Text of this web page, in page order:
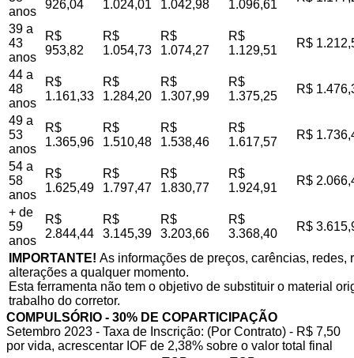
anos
926,04
1.024,01
1.042,98
1.096,61
39 a
43
anos
R$
953,82
R$
1.054,73
R$
1.074,27
R$
1.129,51
R$
44 a
48
anos
R$
1.161,33
R$
1.284,20
R$
1.307,99
R$
1.375,25
R$
49 a
53
anos
R$
1.365,96
R$
1.510,48
R$
1.538,46
R$
1.617,57
R$
54 a
58
anos
R$
1.625,49
R$
1.797,47
R$
1.830,77
R$
1.924,91
R$
+ de
59
anos
R$
2.844,44
R$
3.145,39
R$
3.203,66
R$
3.368,40
R$
IMPORTANTE! As informações de preços, carências,
alterações a qualquer momento.
Esta ferramenta não tem o objetivo de substituir o material
trabalho do corretor.
COMPULSÓRIO - 30% DE COPARTICIPAÇÃO
Setembro 2023 - Taxa de Inscrição: (Por Contrato) - R$ 7,50
por vida, acrescentar IOF de 2,38% sobre o valor total final